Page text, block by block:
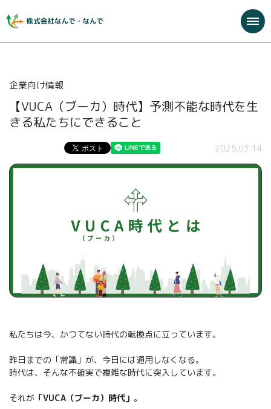
企業向け情報
【VUCA（ブーカ）時代】予測不能な時代を生
きる私たちにできること
2025.03.14
私たちは今、かつてない時代の転換点に立っています。
昨日までの「常識」が、今日には通用しなくなる。
時代は、そんな不確実で複雑な時代に突入しています。
それが 「VUCA（ブーカ）時代」 。